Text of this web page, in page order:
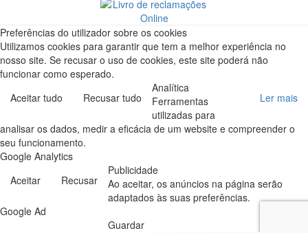
Preferências do utilizador sobre os cookies
Utilizamos cookies para garantir que tem a melhor experiência no
nosso site. Se recusar o uso de cookies, este site poderá não
funcionar como esperado.
Aceitar tudo
Recusar tudo Ler mais
Analítica
Ferramentas
utilizadas para
analisar os dados, medir a eficácia de um website e compreender o
seu funcionamento.
Google Analytics
Aceitar
Recusar
Publicidade
Ao aceitar, os anúncios na página serão
adaptados às suas preferências.
Google Ad
Guardar